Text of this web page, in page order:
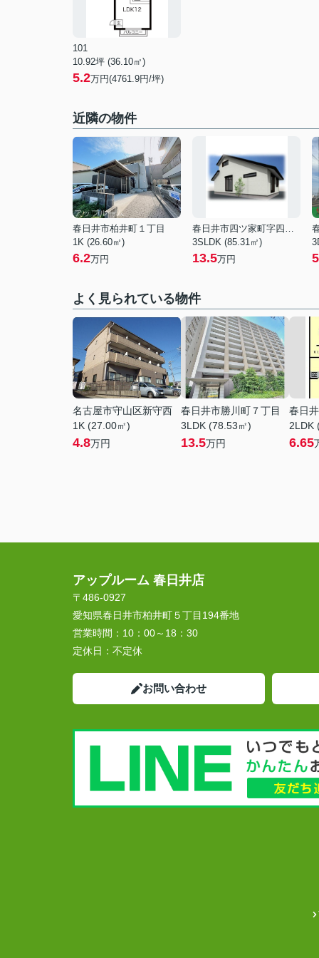
101
10.92坪 (36.10㎡)
5.2万円(4761.9円/坪)
近隣の物件
春日井市柏井町１丁目
1K (26.60㎡)
6.2万円
春日井市四ツ家町字四ツ家
3SLDK (85.31㎡)
13.5万円
よく見られている物件
名古屋市守山区新守西
1K (27.00㎡)
4.8万円
春日井市勝川町７丁目
3LDK (78.53㎡)
13.5万円
春日
2LDK
6.65
アップルーム 春日井店
〒486-0927
愛知県春日井市柏井町５丁目194番地
営業時間： 10：00～18：30
定休日： 不定休
お問い合わせ